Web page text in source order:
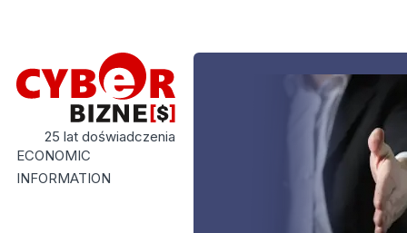
25 lat doświadczenia
ECONOMIC
INFORMATION